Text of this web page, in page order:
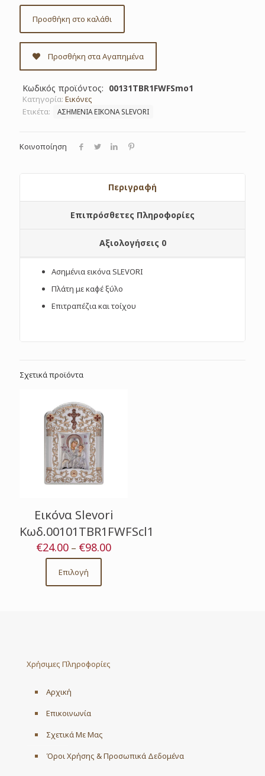
Προσθήκη στο καλάθι
Προσθήκη στα Αγαπημένα
Κωδικός προϊόντος: 00131TBR1FWFSmo1
Κατηγορία: Εικόνες
Ετικέτα:
ΑΣΗΜΕΝΙΑ ΕΙΚΟΝΑ SLEVORI
Κοινοποίηση
Περιγραφή
Επιπρόσθετες Πληροφορίες
Αξιολογήσεις 0
Ασημένια εικόνα SLEVORI
Πλάτη με καφέ ξύλο
Επιτραπέζια και τοίχου
Σχετικά προϊόντα
Εικόνα Slevori
Κωδ.00101TBR1FWFScl1
€24.00 – €98.00Price
Επιλογή
This
product
be
on
product
Χρήσιμες Πληροφορίες
Αρχική
Επικοινωνία
Σχετικά Με Μας
Όροι Χρήσης & Προσωπικά Δεδομένα